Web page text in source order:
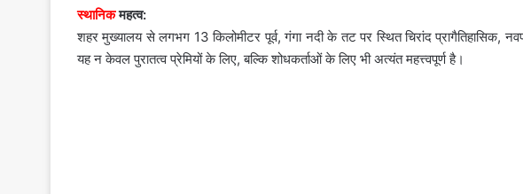
स्थानिकमहत्व:
शहर मुख्यालय से लगभग 13 किलोमीटर पूर्व, गंगा नदी के तट पर स्थित चिरांद प्रागैतिहासिक,
यह न केवल पुरातत्व प्रेमियों के लिए, बल्कि शोधकर्ताओं के लिए भी अत्यंत महत्त्वपूर्ण है।